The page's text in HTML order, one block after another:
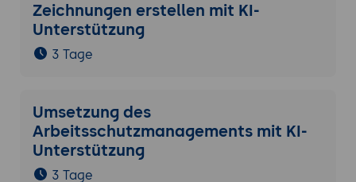
Zeichnungen erstellen mit KI-
Unterstützung
3 Tage
Umsetzung des
Arbeitsschutzmanagements mit KI-
Unterstützung
3 Tage